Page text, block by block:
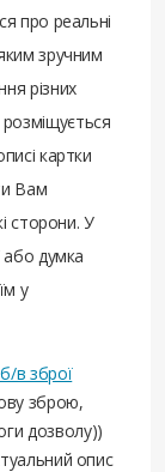
про реальні
зручним
різних
картки
Вам
сторони. У
або думка
у
в зброї
зброю,
дозволу))
опис